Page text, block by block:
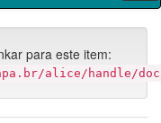
para este item:
alice/handle/doc/